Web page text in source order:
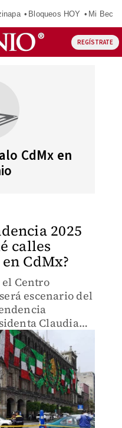
Bloqueos HOY Mi Beca
REGÍSTRATE
CdMx en
2025
calles
CdMx?
el Centro
escenario del
Claudia
de este evento
cortes viales